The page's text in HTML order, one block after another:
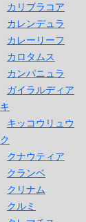
カリブラコア
カレンデュラ
カレーリーフ
カロタムス
カンパニュラ
ガイラルディア
キ
キッコウリュウ
ク
クナウティア
クランベ
クリナム
クルミ